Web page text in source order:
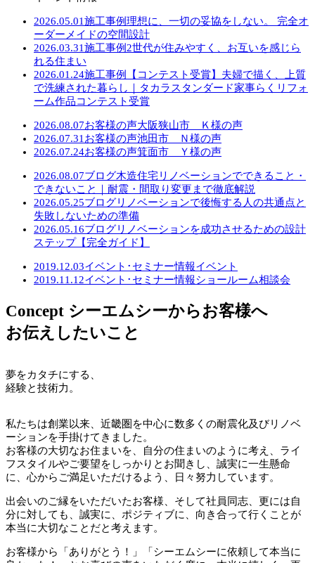
2026.05.01施工事例理想に、一切の妥協をしない。 完全オ
ーダーメイドの空間設計
2026.03.31施工事例 2世代が住みやすく、お互いを感じら
れる住まい
2026.01.24施工事例
【コンテスト受賞】夫婦で描く、上質
で洗練された暮らし｜タカラスタンダード家事らくリフォ
ーム作品コンテスト受賞
2026.08.07お客様の声大阪狭山市 Ｋ様の声
2026.07.31 お客様の声池田市 Ｎ様の声
2026.07.24お客様の声箕面市 Ｙ様の声
2026.08.07ブログ木造住宅リノベーションでできること・
できないこと｜耐震・間取り変更まで徹底解説
2026.05.25ブログリノベーションで後悔する人の共通点と
失敗しないための準備
2026.05.16ブログリノベーションを成功させるための設計
ステップ【完全ガイド】
2019.12.03イベント･セミナー情報イベント
2019.11.12イベント･セミナー情報ショールーム相談会
Concept シーエムシーからお客様へ
お伝えしたいこと
夢をカタチにする、
経験と技術力。
私たちは創業以来、近畿圏を中心に数多くの耐震化及びリノベ
ーションを手掛けてきました。
お客様の大切なお住まいを、自分の住まいのように考え、ライ
フスタイルやご要望をしっかりとお聞きし、誠実に一生懸命
に、心からご満足いただけるよう、日々努力しています。
出会いのご縁をいただいたお客様、そして社員同志、更には自
分に対しても、誠実に、ポジティブに、向き合って行くことが
本当に大切なことだと考えます。
お客様から「ありがとう！」「シーエムシーに依頼して本当に